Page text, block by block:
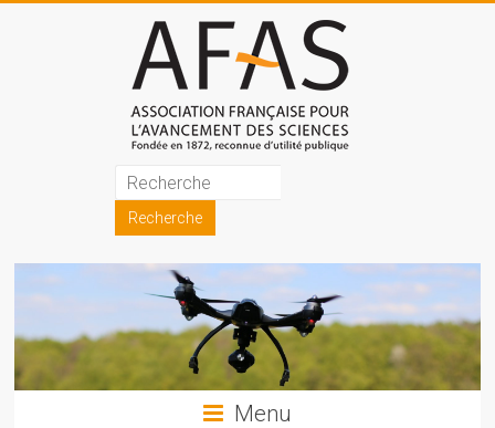
Association
française
pour
l'avancement
des
sciences
Menu